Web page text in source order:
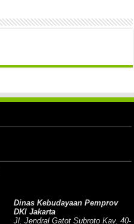
Dinas Kebudayaan Pemprov
DKI Jakarta
Jl. Jendral Gatot Subroto Kav. 40-